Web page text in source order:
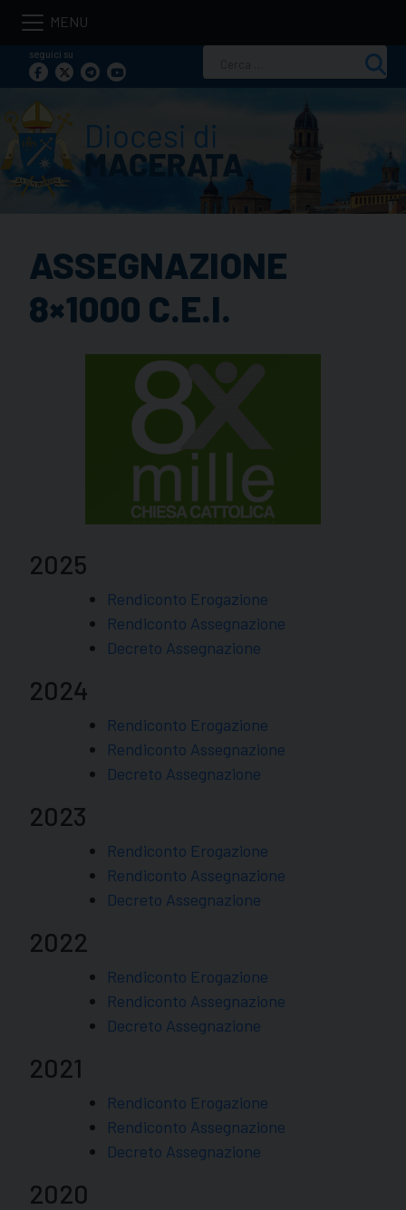
Skip
contentseguici su
per:
ASSEGNAZIONE
8×1000 C.E.I.
2025
Rendiconto Erogazione
Rendiconto Assegnazione
Decreto Assegnazione
2024
Rendiconto Erogazione
Rendiconto Assegnazione
Decreto Assegnazione
2023
Rendiconto Erogazione
Rendiconto Assegnazione
Decreto Assegnazione
2022
Rendiconto Erogazione
Rendiconto Assegnazione
Decreto Assegnazione
2021
Rendiconto Erogazione
Rendiconto Assegnazione
Decreto Assegnazione
2020